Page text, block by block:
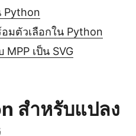
Python
อมตัวเลือกใน Python
เป็น SVG
สำหรับแปลง